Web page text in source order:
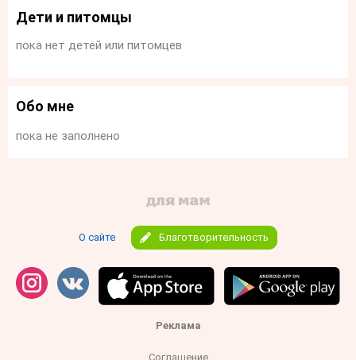
Дети и питомцы
пока нет детей или питомцев
Обо мне
пока не заполнено
О сайте Благотворительность
Реклама
Соглашение